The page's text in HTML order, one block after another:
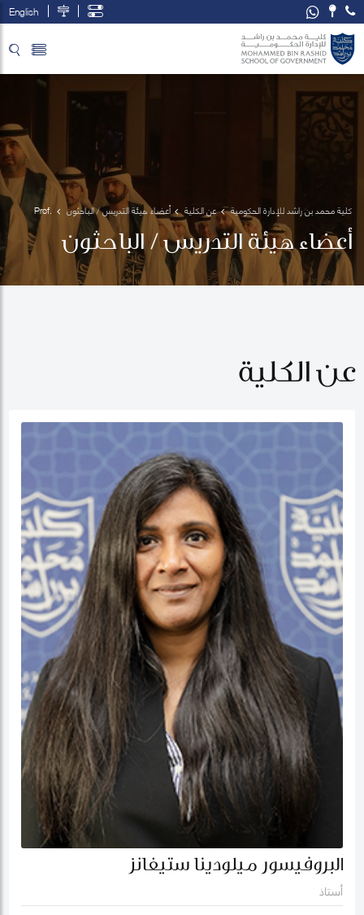
English
كلية محمد بن راشد للإدارة الحكومية عن الكلية أعضاء هيئة التدريس / الباحثون
Prof.
Melodena
Stephens
أعضاء هيئة التدريس / الباحثون
عن الكلية
البروفيسور ميلودينا ستيفانز
أستاذ